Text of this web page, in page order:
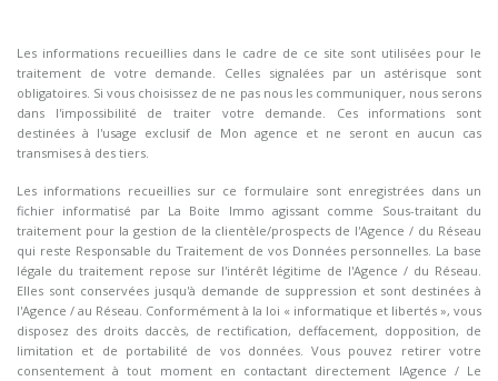
Les informations recueillies dans le cadre de ce site sont utilisées pour le
traitement de votre demande. Celles signalées par un astérisque sont
obligatoires. Si vous choisissez de ne pas nous les communiquer, nous serons
dans l'impossibilité de traiter votre demande. Ces informations sont
destinées à l'usage exclusif de Mon agence et ne seront en aucun cas
transmises à des tiers.
Les informations recueillies sur ce formulaire sont enregistrées dans un
fichier informatisé par La Boite Immo agissant comme Sous-traitant du
traitement pour la gestion de la clientèle/prospects de l'Agence / du Réseau
qui reste Responsable du Traitement de vos Données personnelles. La base
légale du traitement repose sur l'intérêt légitime de l'Agence / du Réseau.
Elles sont conservées jusqu'à demande de suppression et sont destinées à
l'Agence / au Réseau. Conformément à la loi « informatique et libertés », vous
disposez des droits daccès, de rectification, deffacement, dopposition, de
limitation et de portabilité de vos données. Vous pouvez retirer votre
consentement à tout moment en contactant directement lAgence / Le